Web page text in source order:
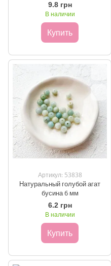
9.8 грн
В наличии
Купить
Артикул: 53838
Натуральный голубой агат
бусина 6 мм
6.2 грн
В наличии
Купить